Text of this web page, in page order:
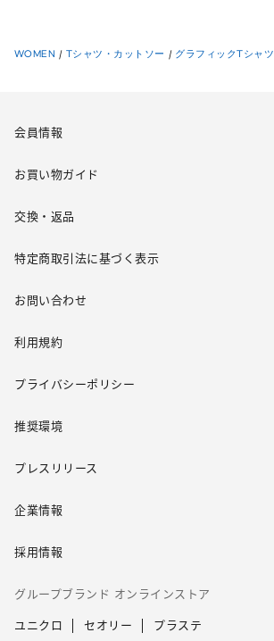
WOMEN / Tシャツ・カットソー / グラフィックTシャツ
会員情報
お買い物ガイド
交換・返品
特定商取引法に基づく表示
お問い合わせ
利用規約
プライバシーポリシー
推奨環境
プレスリリース
企業情報
採用情報
グループブランド オンラインストア
ユニクロ セオリー プラステ